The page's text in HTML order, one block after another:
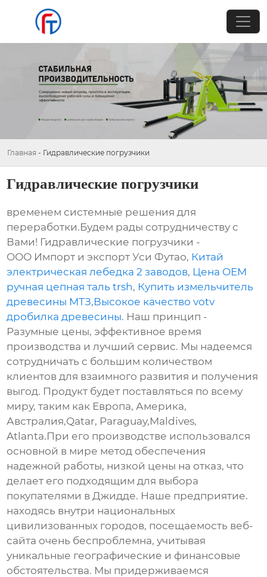
Главная - Гидравлические погрузчики
Гидравлические погрузчики
временем системные решения для
переработки.Будем рады сотрудничеству с
Вами! Гидравлические погрузчики -
ООО Импорт и экспорт Уси Футао, Китай
электрическая лебедка 2 заводов, Цена OEM
ручная цепная таль trsh, Купить измельчитель
древесины МТЗ,Высокое качество votv
дробилка древесины. Наш принцип -
Разумные цены, эффективное время
производства и лучший сервис. Мы надеемся
сотрудничать с большим количеством
клиентов для взаимного развития и получения
выгод. Продукт будет поставляться по всему
миру, таким как Европа, Америка,
Австралия,Qatar, Paraguay,Maldives,
Atlanta.При его производстве использовался
основной в мире метод обеспечения
надежной работы, низкой цены на отказ, что
делает его подходящим для выбора
покупателями в Джидде. Наше предприятие.
находясь внутри национальных
цивилизованных городов, посещаемость веб-
сайта очень беспроблемна, учитывая
уникальные географические и финансовые
обстоятельства. Мы придерживаемся